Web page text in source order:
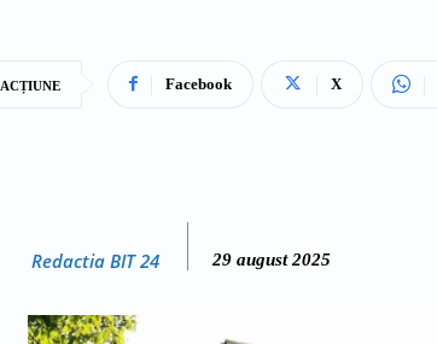
ACȚIUNE Facebook X
Redactia BIT 24 29 august 2025